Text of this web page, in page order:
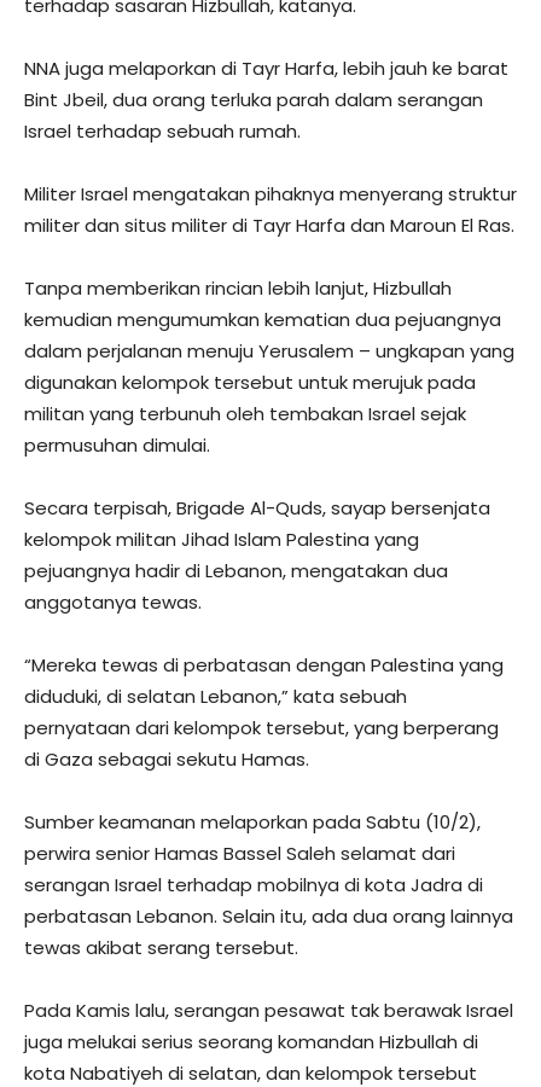
terhadap sasaran Hizbullah, katanya.
NNA juga melaporkan di Tayr Harfa, lebih jauh ke barat
Bint Jbeil, dua orang terluka parah dalam serangan
Israel terhadap sebuah rumah.
Militer Israel mengatakan pihaknya menyerang struktur
militer dan situs militer di Tayr Harfa dan Maroun El Ras.
Tanpa memberikan rincian lebih lanjut, Hizbullah
kemudian mengumumkan kematian dua pejuangnya
dalam perjalanan menuju Yerusalem – ungkapan yang
digunakan kelompok tersebut untuk merujuk pada
militan yang terbunuh oleh tembakan Israel sejak
permusuhan dimulai.
Secara terpisah, Brigade Al-Quds, sayap bersenjata
kelompok militan Jihad Islam Palestina yang
pejuangnya hadir di Lebanon, mengatakan dua
anggotanya tewas.
“Mereka tewas di perbatasan dengan Palestina yang
diduduki, di selatan Lebanon,” kata sebuah
pernyataan dari kelompok tersebut, yang berperang
di Gaza sebagai sekutu Hamas.
Sumber keamanan melaporkan pada Sabtu (10/2),
perwira senior Hamas Bassel Saleh selamat dari
serangan Israel terhadap mobilnya di kota Jadra di
perbatasan Lebanon. Selain itu, ada dua orang lainnya
tewas akibat serang tersebut.
Pada Kamis lalu, serangan pesawat tak berawak Israel
juga melukai serius seorang komandan Hizbullah di
kota Nabatiyeh di selatan, dan kelompok tersebut